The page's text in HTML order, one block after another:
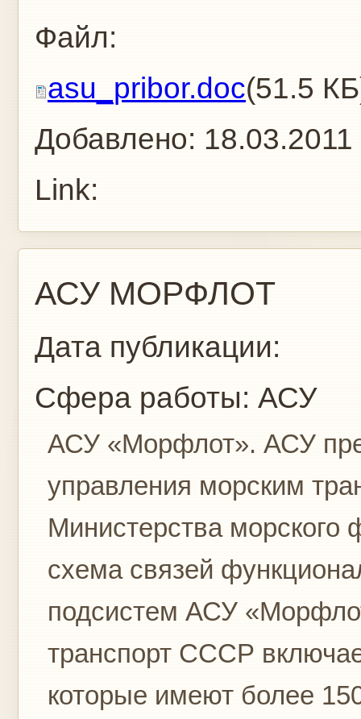
Файл:
asu_pribor.doc(51.5
Добавлено: 18.03.2011
Link:
АСУ МОРФЛОТ
Дата публикации:
Сфера работы: АСУ
АСУ «Морфлот». АСУ
управления морским
Министерства
схема связей
подсистем АСУ
транспорт СССР
которые имеют более